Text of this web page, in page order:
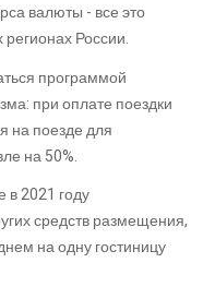
валюты - все это
России.
программой
при оплате поездки
на поезде для
на 50%.
в 2021 году
средств размещения,
на одну гостиницу